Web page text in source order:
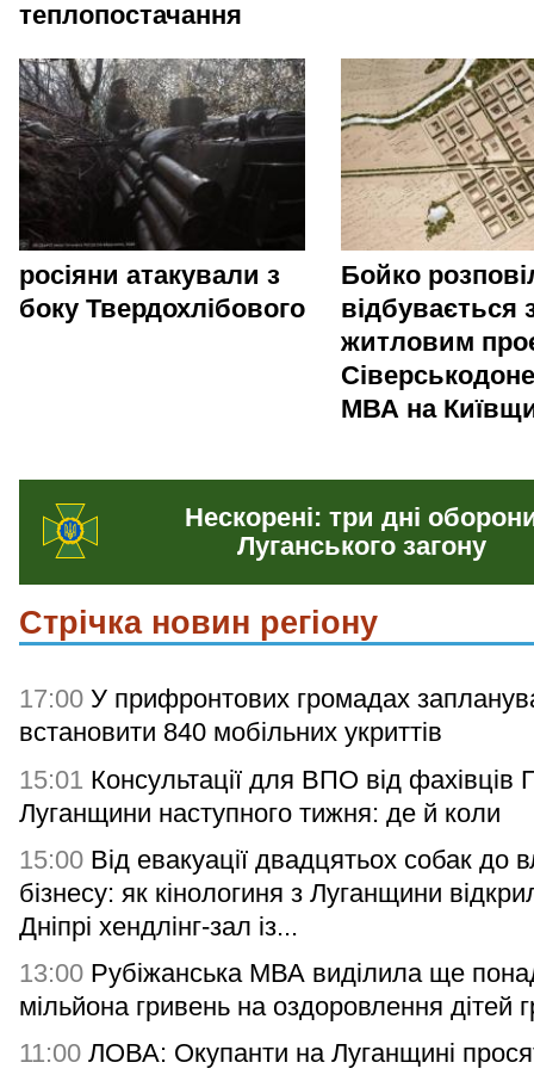
теплопостачання
росіяни атакували з
боку Твердохлібового
Бойко
відбувається
житловим
МВА на
Нескорені: три дні
Луганського загону
Стрічка новин регіону
17:00 У прифронтових громадах
встановити 840 мобільних укриттів
15:01 Консультації для ВПО від фахівців
Луганщини наступного тижня: де й коли
15:00 Від евакуації двадцятьох собак до
бізнесу: як кінологиня з Луганщини
Дніпрі хендлінг-зал із...
13:00 Рубіжанська МВА виділила ще
мільйона гривень на оздоровлення дітей
11:00 ЛОВА: Окупанти на Луганщині